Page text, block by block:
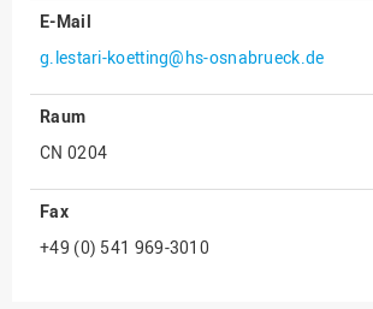
Institut für Musik
IT Service Center
Kommunikation und
Marketing
LearningCenter
Nachhaltigkeit
Personal
E-Mail
g.lestari-koetting@hs-osnabrueck.de
Raum
CN 0204
Fax
+49 (0) 541 969-3010